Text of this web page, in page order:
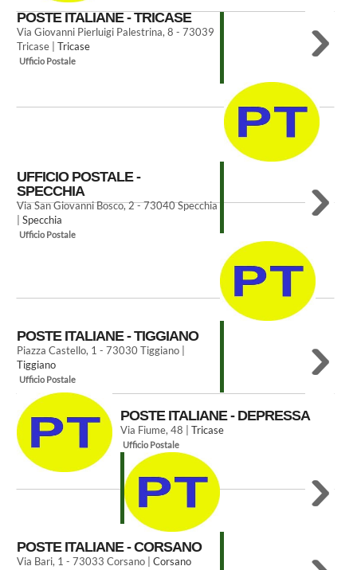
POSTE ITALIANE - TRICASE
Via Giovanni Pierluigi Palestrina, 8 - 73039
Tricase | Tricase
Ufficio Postale
UFFICIO POSTALE -
SPECCHIA
Via San Giovanni Bosco, 2 - 73040 Specchia
Specchia
Ufficio Postale
POSTE ITALIANE - TIGGIANO
Piazza Castello, 1 - 73030 Tiggiano |
Tiggiano
Ufficio Postale
POSTE ITALIANE - DEPRESSA
Via Fiume, 48 | Tricase
Ufficio Postale
POSTE ITALIANE - CORSANO
Via Bari, 1 - 73033 Corsano | Corsano